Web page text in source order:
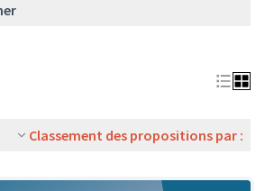
Classement des propositions par :